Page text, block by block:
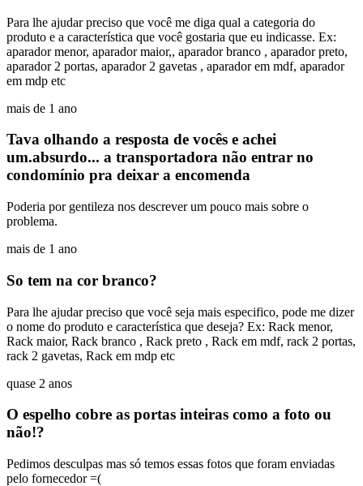
Para lhe ajudar preciso que você me diga qual a categoria do
produto e a característica que você gostaria que eu indicasse. Ex:
aparador menor, aparador maior,, aparador branco , aparador preto,
aparador 2 portas, aparador 2 gavetas , aparador em mdf, aparador
em mdp etc
mais de 1 ano
Tava olhando a resposta de vocês e achei
um.absurdo... a transportadora não entrar no
condomínio pra deixar a encomenda
Poderia por gentileza nos descrever um pouco mais sobre o
problema.
mais de 1 ano
So tem na cor branco?
Para lhe ajudar preciso que você seja mais especifico, pode me dizer
o nome do produto e característica que deseja? Ex: Rack menor,
Rack maior, Rack branco , Rack preto , Rack em mdf, rack 2 portas,
rack 2 gavetas, Rack em mdp etc
quase 2 anos
O espelho cobre as portas inteiras como a foto ou
não!?
Pedimos desculpas mas só temos essas fotos que foram enviadas
pelo fornecedor =(